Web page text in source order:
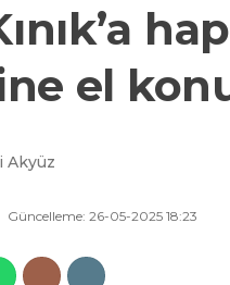
el
Akyüz
Güncelleme: 26-05-2025 18:23